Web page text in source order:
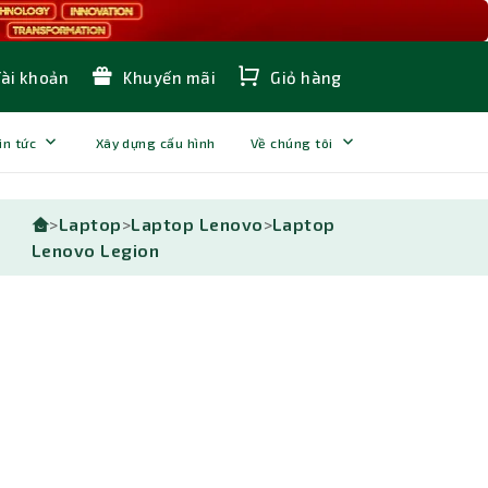
khoản Khuyến mãi Giỏ hàng
tức Xây dựng cấu hình Về chúng tôi
>Laptop>Laptop Lenovo>Laptop
Lenovo Legion